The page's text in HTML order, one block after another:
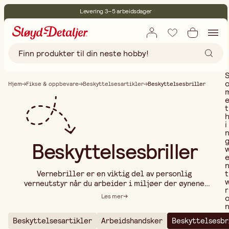
Levering 3–5 arbeidsdager
Fri frakt ved kjøp over 499:-
Hjem Fikse & oppbevare Beskyttelsesartikler Beskyttelsesbriller
Beskyttelsesbriller
Vernebriller er en viktig del av personlig
verneutstyr når du arbeider i miljøer der øynene
utsettes for støv, sprut, kjemikalier eller sterkt
metallbearbeiding, kjemikalier eller maling, gir
riktige vernebriller effektiv og komfortabel
Les mer
Beskyttelsesartikler Arbeidshandsker
e
t
h
i
n
g
e
n
t
r
n
g
..